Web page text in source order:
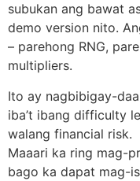
subukan ang bawat
demo version nito.
– parehong RNG,
multipliers.
Ito ay nagbibigay-
iba’t ibang difficulty
walang financial risk.
Maaari ka ring mag-
bago ka dapat mag-